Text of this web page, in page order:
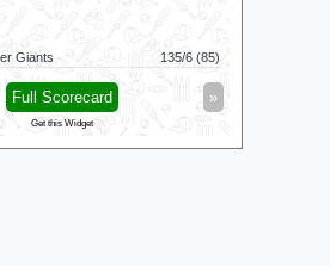
Giants 135/6 (85)
»
Full Scorecard
Get this Widget